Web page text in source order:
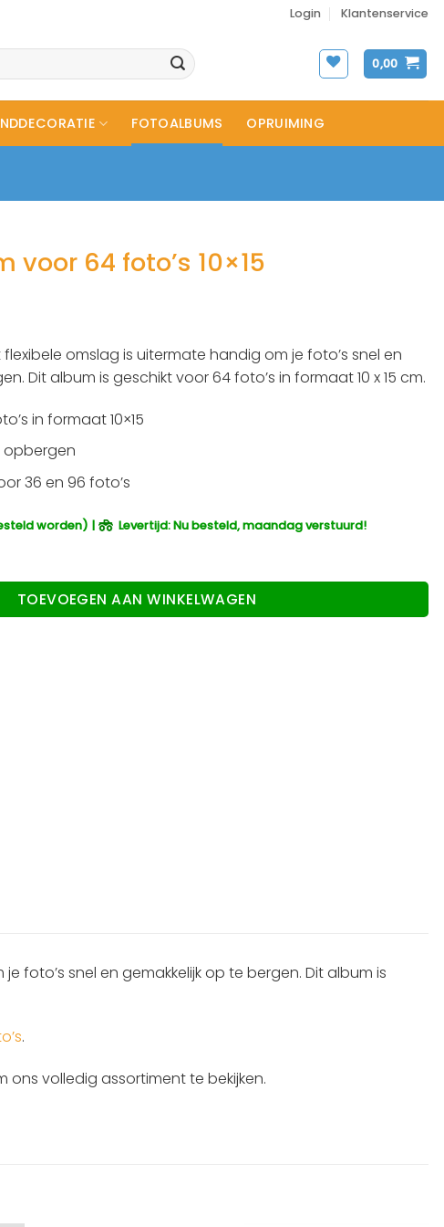
Login Klantenservice
0,00
FOTOALBUMS OPRUIMING
voor 64 foto’s 10×15
omslag is uitermate handig om je foto’s snel en
Dit album is geschikt voor 64 foto’s in formaat 10 x 15 cm.
in formaat 10×15
opbergen
36 en 96 foto’s
worden) | Levertijd: Nu besteld, maandag verstuurd!
10x15 aantal
TOEVOEGEN AAN WINKELWAGEN
foto’s snel en gemakkelijk op te bergen. Dit album is
.
ons volledig assortiment te bekijken.